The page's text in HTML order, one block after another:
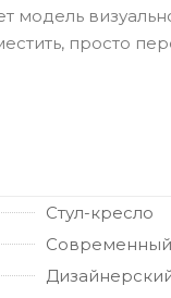
модель
просто
Стул-кресло
Современный